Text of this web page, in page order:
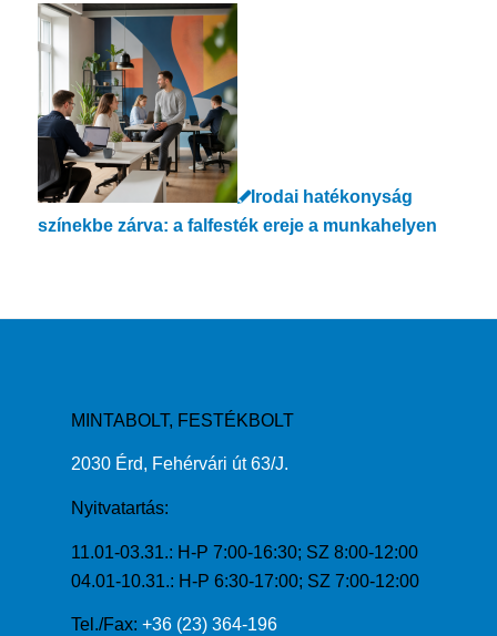
Irodai hatékonyság
színekbe zárva: a falfesték ereje a munkahelyen
MINTABOLT, FESTÉKBOLT
2030 Érd, Fehérvári út 63/J.
Nyitvatartás:
11.01-03.31.: H-P 7:00-16:30; SZ 8:00-12:00
04.01-10.31.: H-P 6:30-17:00; SZ 7:00-12:00
Tel./Fax: +36 (23) 364-196